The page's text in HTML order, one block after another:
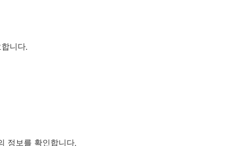
니다.
정보를 확인합니다.